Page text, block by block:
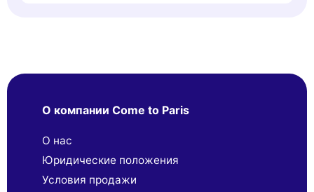
О компании Come to Paris
О нас
Юридические положения
Условия продажи